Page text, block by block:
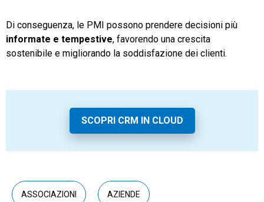
Di conseguenza, le PMI possono prendere decisioni più
informate e tempestive, favorendo una crescita
sostenibile e migliorando la soddisfazione dei clienti.
SCOPRI CRM IN CLOUD
ASSOCIAZIONI AZIENDE